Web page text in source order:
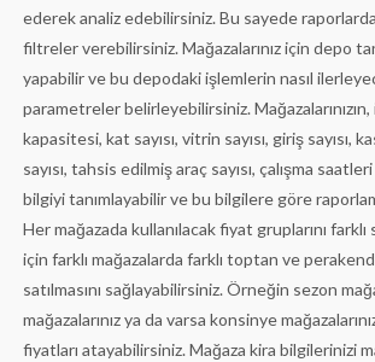
ederek analiz edebilirsiniz. Bu sayede
filtreler verebilirsiniz. Mağazalarınız için depo
yapabilir ve bu depodaki işlemlerin nasıl
parametreler belirleyebilirsiniz. Mağazalarınızın,
kapasitesi, kat sayısı, vitrin sayısı, giriş sayısı,
sayısı, tahsis edilmiş araç sayısı, çalışma
bilgiyi tanımlayabilir ve bu bilgilere göre
Her mağazada kullanılacak fiyat gruplarını
için farklı mağazalarda farklı toptan ve
satılmasını sağlayabilirsiniz. Örneğin sezon
mağazalarınız ya da varsa konsinye
fiyatları atayabilirsiniz. Mağaza kira bilgilerinizi